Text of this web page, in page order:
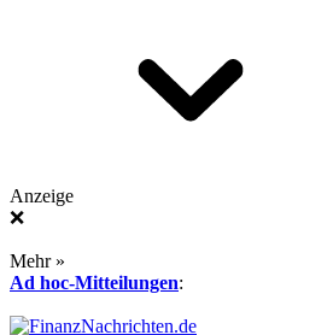
Anzeige
❌
Mehr »
Ad hoc-Mitteilungen: